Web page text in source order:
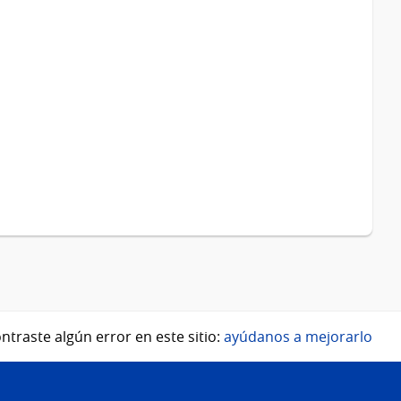
algún error en este sitio: ayúdanos a mejorarlo